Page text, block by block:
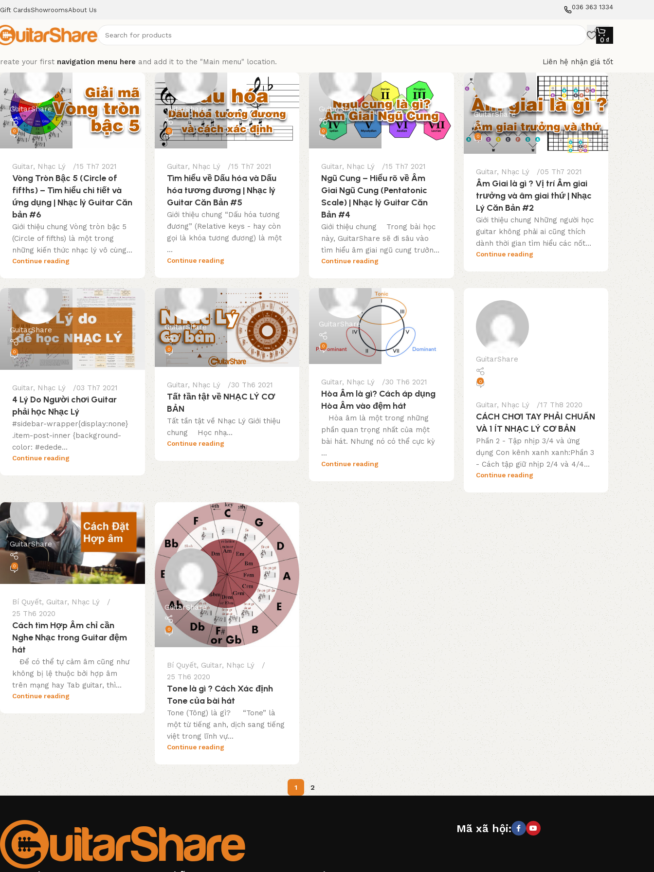
Gift CardsShowroomsAbout Us 036 363 1334
0 ₫
your first navigation menu here and add it to the "Main menu" location. Liên hệ nhận giá tốt
GuitarShare
0
Guitar, Nhạc Lý 15 Th7 2021
Vòng Tròn Bậc 5 (Circle of
fifths) – Tìm hiểu chi tiết và
ứng dụng | Nhạc lý Guitar Căn
bản #6
Giới thiệu chung Vòng tròn bậc 5
(Circle of fifths) là một trong
những kiến thức nhạc lý vô cùng...
Continue reading
GuitarShare
0
Guitar, Nhạc Lý 15 Th7 2021
Tìm hiểu về Dấu hóa và Dấu
hóa tương đương | Nhạc lý
Guitar Căn Bản #5
Giới thiệu chung “Dấu hóa tương
đương” (Relative keys - hay còn
gọi là khóa tương đương) là một
...
Continue reading
GuitarShare
0
Guitar, Nhạc Lý 15 Th7 2021
Ngũ Cung – Hiểu rõ về Âm
Giai Ngũ Cung (Pentatonic
Scale) | Nhạc lý Guitar Căn
Bản #4
Giới thiệu chung Trong bài học
này, GuitarShare sẽ đi sâu vào
tìm hiểu âm giai ngũ cung trưởn...
Continue reading
GuitarShare
0
Guitar, Nhạc Lý 05 Th7 2021
Âm Giai là gì ? Vị trí Âm giai
trưởng và âm giai thứ | Nhạc
Lý Căn Bản #2
Giới thiệu chung Những người học
guitar không phải ai cũng thích
dành thời gian tìm hiểu các nốt...
Continue reading
GuitarShare
0
Guitar, Nhạc Lý 03 Th7 2021
4 Lý Do Người chơi Guitar
phải học Nhạc Lý
#sidebar-wrapper{display:none}
.item-post-inner {background-
color: #edede...
Continue reading
GuitarShare
0
Guitar, Nhạc Lý 30 Th6 2021
Tất tần tật về NHẠC LÝ CƠ
BẢN
Tất tần tật về Nhạc Lý Giới thiệu
chung Học nhạ...
Continue reading
GuitarShare
0
Guitar, Nhạc Lý 30 Th6 2021
Hòa Âm là gì? Cách áp dụng
Hòa Âm vào đệm hát
Hòa âm là một trong những
phần quan trọng nhất của một
bài hát. Nhưng nó có thể cực kỳ
...
Continue reading
GuitarShare
0
Guitar, Nhạc Lý 17 Th8 2020
CÁCH CHƠI TAY PHẢI CHUẨN
VÀ 1 ÍT NHẠC LÝ CƠ BẢN
Phần 2 - Tập nhịp 3/4 và ứng
dụng Con kênh xanh xanh:Phần 3
- Cách tập giữ nhịp 2/4 và 4/4...
Continue reading
GuitarShare
0
Bí Quyết, Guitar, Nhạc Lý
25 Th6 2020
Cách tìm Hợp Âm chỉ cần
Nghe Nhạc trong Guitar đệm
hát
Để có thể tự cảm âm cũng như
không bị lệ thuộc bởi hợp âm
trên mạng hay Tab guitar, thì...
Continue reading
GuitarShare
0
Bí Quyết, Guitar, Nhạc Lý
25 Th6 2020
Tone là gì ? Cách Xác định
Tone của bài hát
Tone (Tông) là gì? “Tone” là
một từ tiếng anh, dịch sang tiếng
việt trong lĩnh vự...
Continue reading
1 2
Mã xã hội: